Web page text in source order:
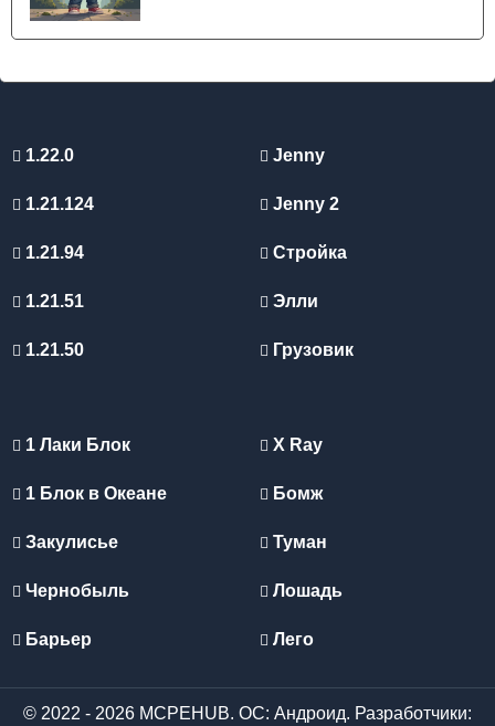
1.22.0
1.21.124
1.21.94
1.21.51
1.21.50
Jenny
Jenny 2
Стройка
Элли
Грузовик
1 Лаки Блок
1 Блок в Океане
Закулисье
Чернобыль
Барьер
X Ray
Бомж
Туман
Лошадь
Лего
© 2022 - 2026 MCPEHUB. ОС: Андроид. Разработчики: